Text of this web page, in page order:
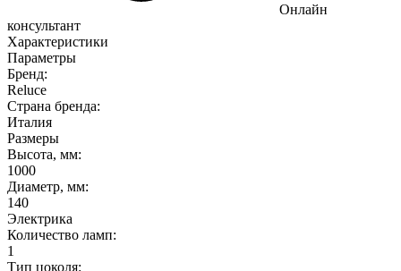
Онлайн
консультант
Характеристики
Параметры
Бренд:
Reluce
Страна бренда:
Италия
Размеры
Высота, мм:
1000
Диаметр, мм:
140
Электрика
Количество ламп:
1
Тип цоколя: